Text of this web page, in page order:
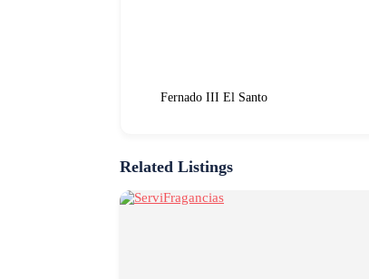
Fernado III El Santo
Related Listings